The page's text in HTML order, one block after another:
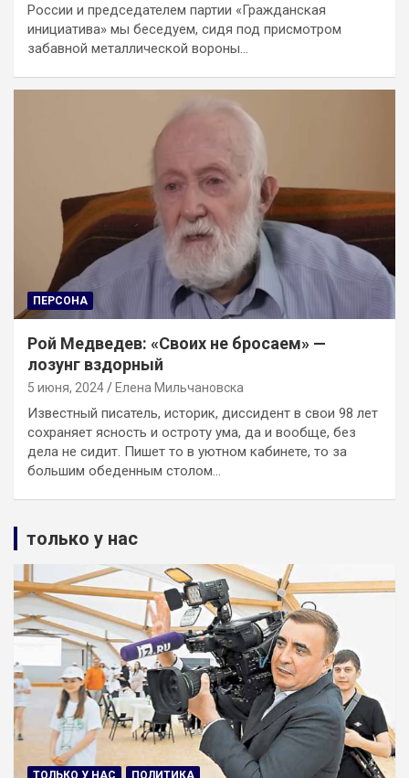
России и председателем партии «Гражданская
инициатива» мы беседуем, сидя под присмотром
забавной металлической вороны…
ПЕРСОНА
Рой Медведев: «Своих не бросаем» —
лозунг вздорный
5 июня, 2024 Елена Мильчановска
Известный писатель, историк, диссидент в свои 98 лет
сохраняет ясность и остроту ума, да и вообще, без
дела не сидит. Пишет то в уютном кабинете, то за
большим обеденным столом…
только у нас
ТОЛЬКО У НАС ПОЛИТИКА